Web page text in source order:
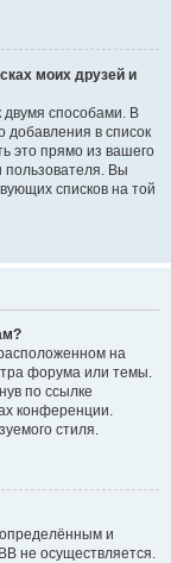
моих друзей и
двумя способами. В
добавления в список
это прямо из вашего
пользователя. Вы
списков на той
на
форума или темы.
по ссылке
конференции.
стиля.
и
не осуществляется.